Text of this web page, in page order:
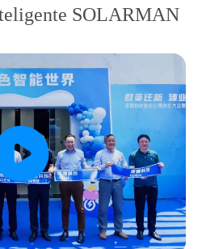
SOLARMAN